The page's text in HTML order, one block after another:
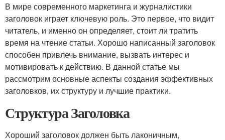
В мире современного маркетинга и журналистики
заголовок играет ключевую роль. Это первое, что видит
читатель, и именно он определяет, стоит ли тратить
время на чтение статьи. Хорошо написанный заголовок
способен привлечь внимание, вызвать интерес и
мотивировать к действию. В данной статье мы
рассмотрим основные аспекты создания эффективных
заголовков, их структуру и лучшие практики.
Структура Заголовка
Хороший заголовок должен быть лаконичным,